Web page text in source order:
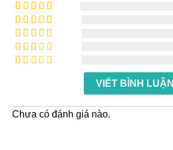
Được xếp
hạng 5
Được
xếp
hạng 4
5 sao
Được
xếp
hạng
Được
5
VIẾT BÌNH LUẬN
Chưa có đánh giá nào.